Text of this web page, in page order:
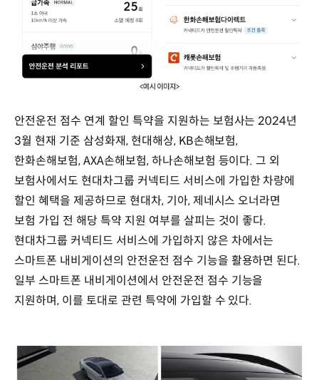
안전운전 점수 연계 할인 특약을 지원하는 보험사는 2024년
3월 현재 기준 삼성화재, 현대해상, KB손해보험,
한화손해보험, AXA손해보험, 하나손해보험 등이다. 그 외
보험사에서도 현대차그룹 커넥티드 서비스에 가입한 차량에
할인 혜택을 제공하므로 현대차, 기아, 제네시스 오너라면
보험 가입 전 해당 특약 지원 여부를 살피는 것이 좋다.
현대차그룹 커넥티드 서비스에 가입하지 않은 차에서는
스마트폰 내비게이션의 안전운전 점수 기능을 활용하면 된다.
일부 스마트폰 내비게이션에서 안전운전 점수 기능을
지원하며, 이를 토대로 관련 특약에 가입할 수 있다.